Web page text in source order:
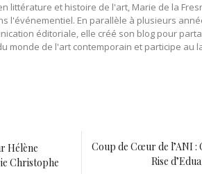
littérature et histoire de l'art, Marie de la
l'événementiel. En parallèle à plusieurs
éditoriale, elle créé son blog pour
monde de l'art contemporain et participe au
Hélène
Christophe
Coup de Cœur de l’ANI :
Rise